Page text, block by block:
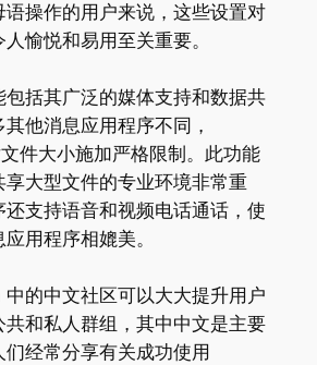
操作的用户来说，这些设置对
愉悦和易用至关重要。
括其广泛的媒体支持和数据共
他消息应用程序不同，
件大小施加严格限制。此功能
大型文件的专业环境非常重
支持语音和视频电话通话，使
用程序相媲美。
的中文社区可以大大提升用户
和私人群组，其中中文是主要
经常分享有关成功使用